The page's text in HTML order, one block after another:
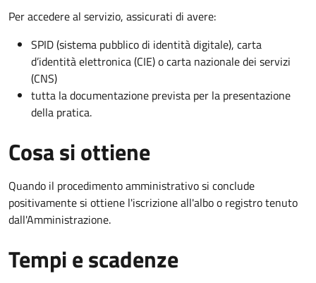
Per accedere al servizio, assicurati di avere:
SPID (sistema pubblico di identità digitale), carta
d’identità elettronica (CIE) o carta nazionale dei servizi
(CNS)
tutta la documentazione prevista per la presentazione
della pratica.
Cosa si ottiene
Quando il procedimento amministrativo si conclude
positivamente si ottiene l'iscrizione all'albo o registro tenuto
dall'Amministrazione.
Tempi e scadenze